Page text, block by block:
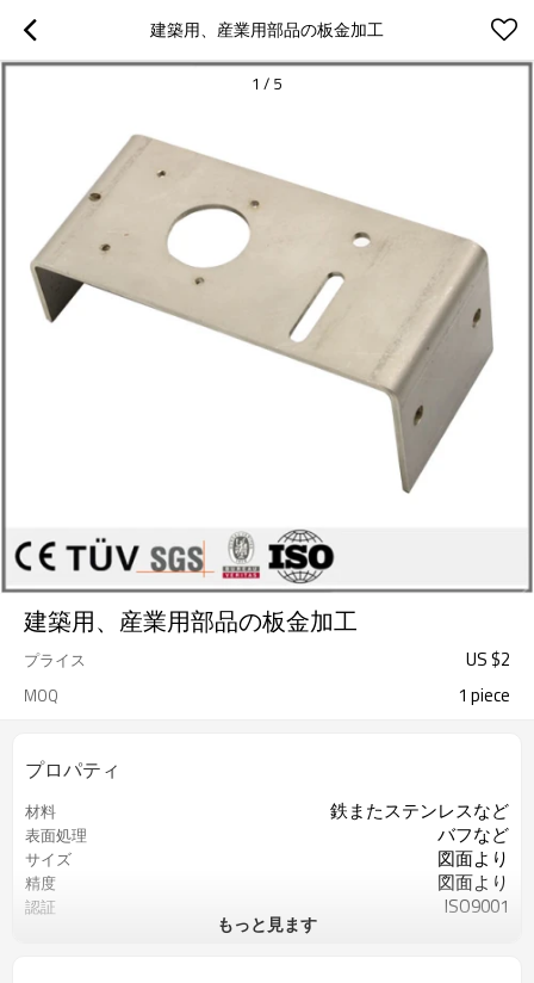
建築用、産業用部品の板金加工
1 / 5
建築用、産業用部品の板金加工
プライス US $2
MOQ 1 piece
プロパティ
材料 鉄またステンレスなど
表面処理 バフなど
サイズ 図面より
精度 図面より
認証 ISO9001
カスタマイズされたOEM
表面処理
もっと見ます